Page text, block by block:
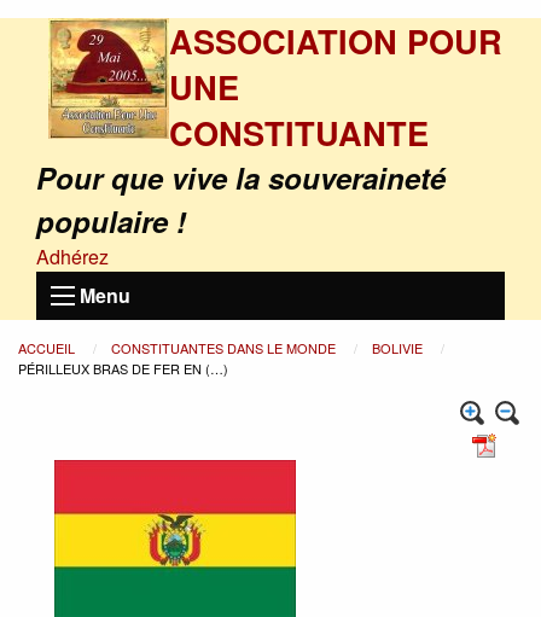
ASSOCIATION POUR
UNE
CONSTITUANTE
Pour que vive la souveraineté
populaire !
Adhérez
Menu
ACCUEIL CONSTITUANTES DANS LE MONDE
BOLIVIE
PÉRILLEUX BRAS DE FER EN (…)